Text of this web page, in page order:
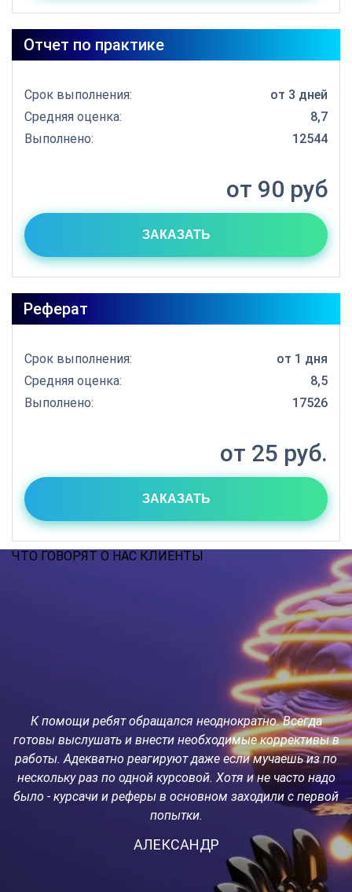
Отчет по практике
Срок выполнения:
от 3 дней
Средняя оценка:
8,7
Выполнено:
12544
от 90 руб
ЗАКАЗАТЬ
Реферат
Срок выполнения:
от 1 дня
Средняя оценка:
8,5
Выполнено:
17526
от 25 руб.
ЗАКАЗАТЬ
ЧТО ГОВОРЯТ О НАС КЛИЕНТЫ
К помощи ребят обращался неоднократно. Всегда
готовы выслушать и внести необходимые коррективы в
работы. Адекватно реагируют даже если мучаешь из по
нескольку раз по одной курсовой. Хотя и не часто надо
было - курсачи и реферы в основном заходили с первой
попытки.
АЛЕКСАНДР